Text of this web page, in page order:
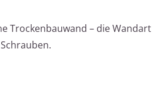
Trockenbauwand – die Wandart